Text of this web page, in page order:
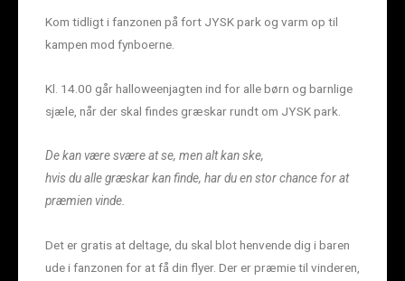
Kom tidligt i fanzonen på fort JYSK park og varm op til
kampen mod fynboerne.
Kl. 14.00 går halloweenjagten ind for alle børn og barnlige
sjæle, når der skal findes græskar rundt om JYSK park.
De kan være svære at se, men alt kan ske,
hvis du alle græskar kan finde, har du en stor chance for at
præmien vinde.
Det er gratis at deltage, du skal blot henvende dig i baren
ude i fanzonen for at få din flyer. Der er præmie til vinderen,